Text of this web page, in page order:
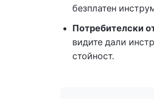
безплатен
Потребителски
видите дали
стойност.